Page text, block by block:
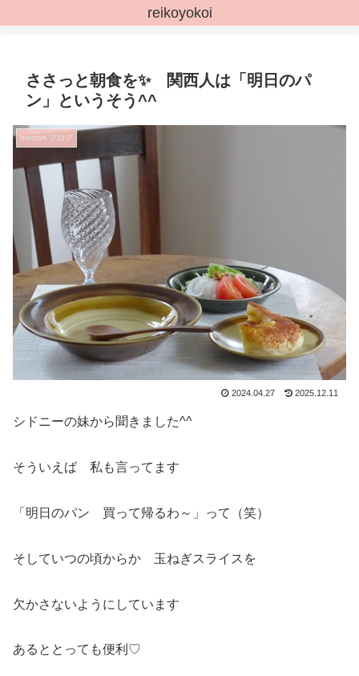
reikoyokoi
ささっと朝食を✨ 関西人は「明日のパ
ン」というそう^^
bonton.ブログ
2024.04.27 2025.12.11
シドニーの妹から聞きました^^
そういえば 私も言ってます
「明日のパン 買って帰るわ～」って（笑）
そしていつの頃からか 玉ねぎスライスを
欠かさないようにしています
あるととっても便利♡